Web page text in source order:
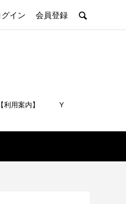
グイン 会員登録 
利用案内】 Y